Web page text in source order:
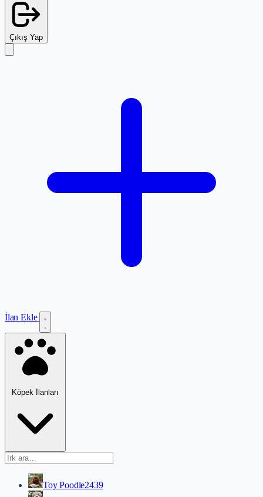
Çıkış Yap
İlan Ekle
Köpek İlanları
Toy Poodle2439